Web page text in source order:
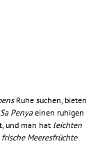
Ruhe suchen, bieten
Sa Penyaeinen ruhigen
und man hat leichten
frische Meeresfrüchte